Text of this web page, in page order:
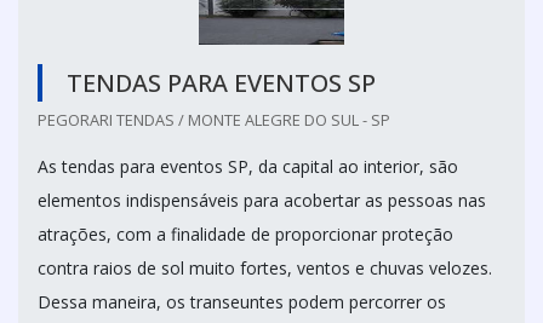
TENDAS PARA EVENTOS SP
PEGORARI TENDAS / MONTE ALEGRE DO SUL - SP
As tendas para eventos SP, da capital ao interior, são
elementos indispensáveis para acobertar as pessoas nas
atrações, com a finalidade de proporcionar proteção
contra raios de sol muito fortes, ventos e chuvas velozes.
Dessa maneira, os transeuntes podem percorrer os